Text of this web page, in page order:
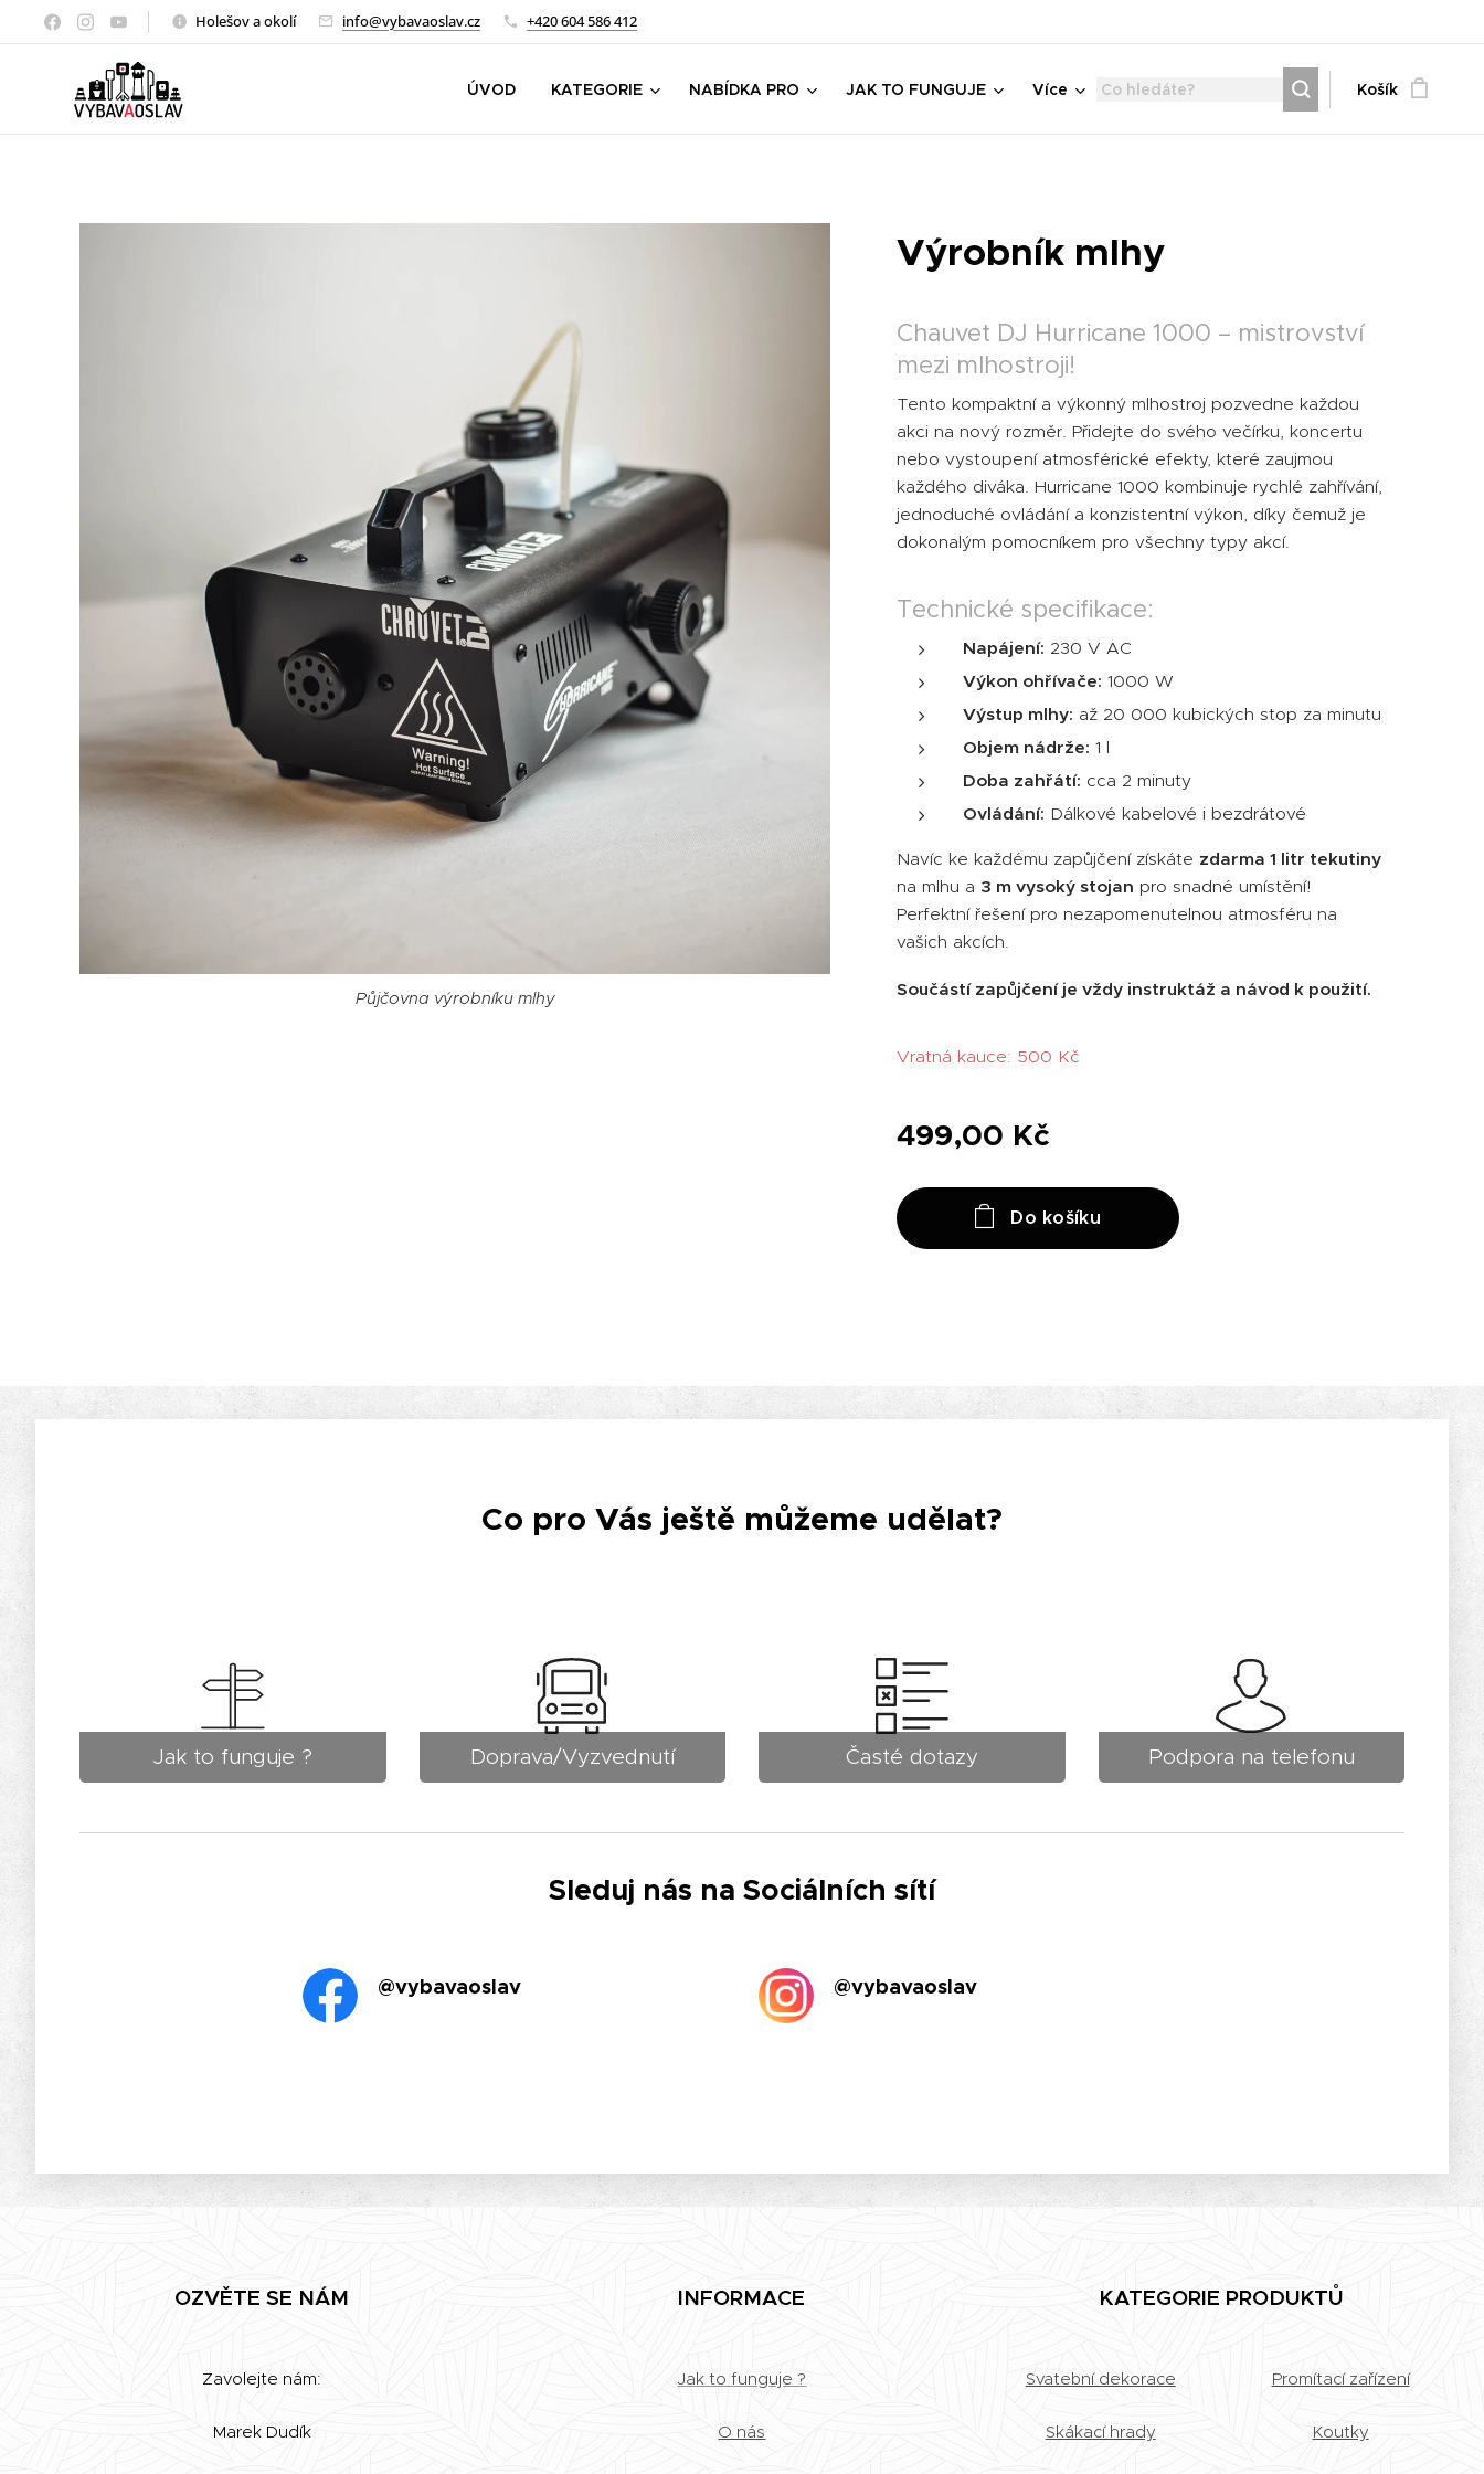
Holešov a okolí info@vybavaoslav.cz +420 604 586 412
ÚVOD KATEGORIE NABÍDKA PRO JAK TO FUNGUJE Více Košík
Výrobník mlhy
Půjčovna výrobníku mlhy
Chauvet DJ Hurricane 1000 – mistrovství
mezi mlhostroji!
Tento kompaktní a výkonný mlhostroj pozvedne každou
akci na nový rozměr. Přidejte do svého večírku, koncertu
nebo vystoupení atmosférické efekty, které zaujmou
každého diváka. Hurricane 1000 kombinuje rychlé zahřívání,
jednoduché ovládání a konzistentní výkon, díky čemuž je
dokonalým pomocníkem pro všechny typy akcí.
Technické specifikace:
Napájení: 230 V AC
Výkon ohřívače: 1000 W
Výstup mlhy: až 20 000 kubických stop za minutu
Objem nádrže: 1 l
Doba zahřátí: cca 2 minuty
Ovládání: Dálkové kabelové i bezdrátové
Navíc ke každému zapůjčení získáte zdarma 1 litr tekutiny
na mlhu a 3 m vysoký stojan pro snadné umístění!
Perfektní řešení pro nezapomenutelnou atmosféru na
vašich akcích.
Součástí zapůjčení je vždy instruktáž a návod k použití.
Vratná kauce: 500 Kč
499,00 Kč
Do košíku
Co pro Vás ještě můžeme udělat?
Jak to funguje ? Doprava/Vyzvednutí Časté dotazy Podpora na telefonu
Sleduj nás na Sociálních sítí
@vybavaoslav @vybavaoslav
OZVĚTE SE NÁM
Zavolejte nám:
Marek Dudík
INFORMACE
Jak to funguje ?
O nás
KATEGORIE PRODUKTŮ
Svatební dekorace
Skákací hrady
Promítací zařízení
Koutky